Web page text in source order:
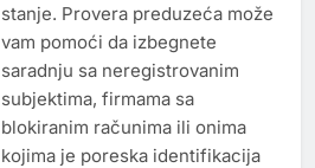
stanje. Provera preduzeća može
vam pomoći da izbegnete
saradnju sa neregistrovanim
subjektima, firmama sa
blokiranim računima ili onima
kojima je poreska identifikacija